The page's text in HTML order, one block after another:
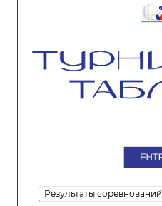
Результаты соревнований